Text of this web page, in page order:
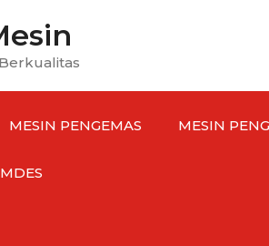
MESIN PENGEMAS MESIN